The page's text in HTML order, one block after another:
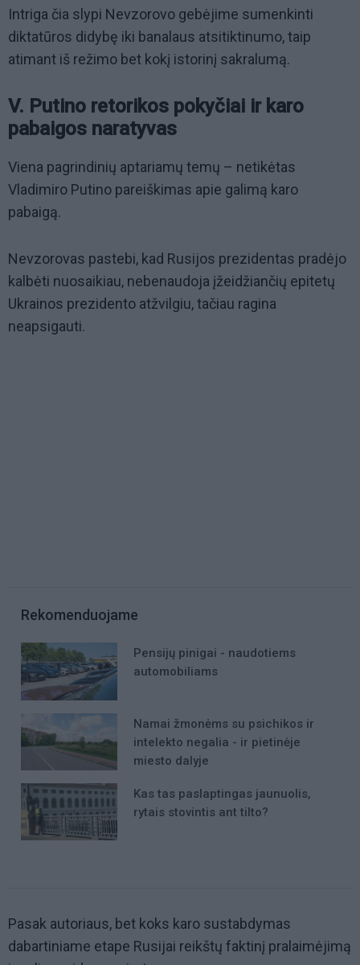
Intriga čia slypi Nevzorovo gebėjime sumenkinti
diktatūros didybę iki banalaus atsitiktinumo, taip
atimant iš režimo bet kokį istorinį sakralumą.
V. Putino retorikos pokyčiai ir karo
pabaigos naratyvas
Viena pagrindinių aptariamų temų – netikėtas
Vladimiro Putino pareiškimas apie galimą karo
pabaigą.
Nevzorovas pastebi, kad Rusijos prezidentas pradėjo
kalbėti nuosaikiau, nebenaudoja įžeidžiančių epitetų
Ukrainos prezidento atžvilgiu, tačiau ragina
neapsigauti.
Rekomenduojame
Pensijų pinigai - naudotiems
automobiliams
Namai žmonėms su psichikos ir
intelekto negalia - ir pietinėje
miesto dalyje
Kas tas paslaptingas jaunuolis,
rytais stovintis ant tilto?
Pasak autoriaus, bet koks karo sustabdymas
dabartiniame etape Rusijai reikštų faktinį pralaimėjimą